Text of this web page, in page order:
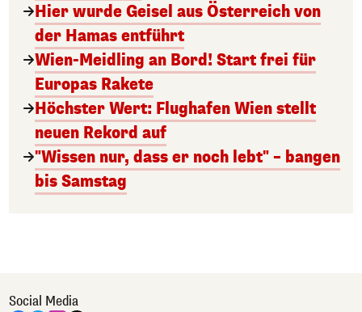
Hier wurde Geisel aus Österreich von
der Hamas entführt
Wien-Meidling an Bord! Start frei für
Europas Rakete
Höchster Wert: Flughafen Wien stellt
neuen Rekord auf
"Wissen nur, dass er noch lebt" – bangen
bis Samstag
Social Media